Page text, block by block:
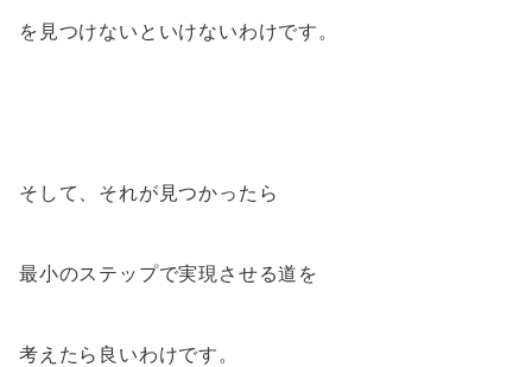
を見つけないといけないわけです。
そして、それが見つかったら
最小のステップで実現させる道を
考えたら良いわけです。